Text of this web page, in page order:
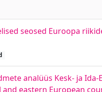
seosed Euroopa
analüüs Kesk- ja
eastern European